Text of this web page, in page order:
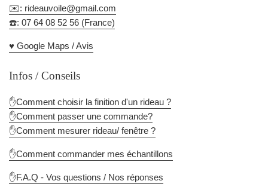
✉️: rideauvoile@gmail.com
☎️: 07 64 08 52 56 (France)
♥️ Google Maps / Avis
Infos / Conseils
✋Comment choisir la finition d'un rideau ?
✋Comment passer une commande?
✋Comment mesurer rideau/ fenêtre ?
✋Comment commander mes échantillons
✋F.A.Q - Vos questions / Nos réponses